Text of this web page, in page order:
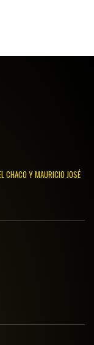
CHACO Y MAURICIO JOSÉ